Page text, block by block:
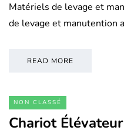
Matériels de levage et
de levage et manutention
READ MORE
NON CLASSÉ
Chariot Élévateur